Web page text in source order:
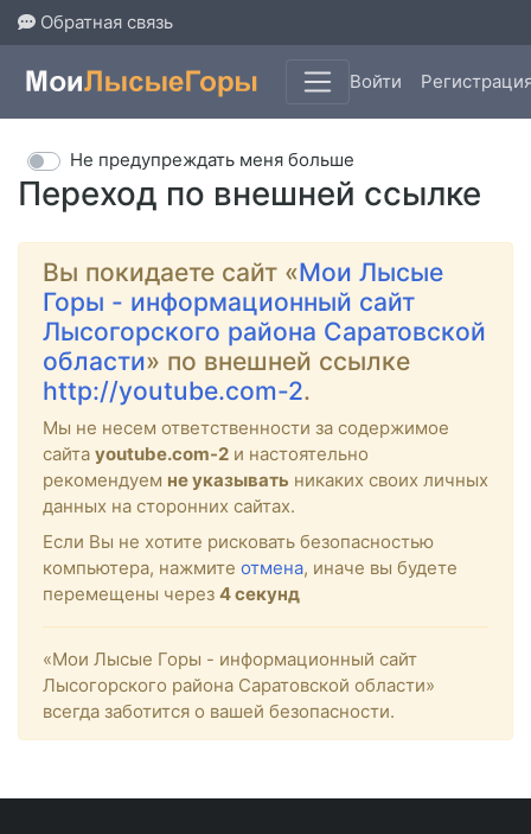
Обратная связь
Войти
Переход по внешней ссылке
Не предупреждать меня больше
Вы покидаете сайт «Мои Лысые
Горы - информационный сайт
Лысогорского района Саратовской
области» по внешней ссылке
http://youtube.com-2.
Мы не несем ответственности за содержимое
сайта youtube.com-2 и настоятельно
рекомендуем не указывать никаких своих личных
данных на сторонних сайтах.
Если Вы не хотите рисковать безопасностью
компьютера, нажмите отмена, иначе вы будете
перемещены через 3секунд
«Мои Лысые Горы - информационный сайт
Лысогорского района Саратовской области»
всегда заботится о вашей безопасности.